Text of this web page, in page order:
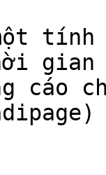
tính
gian
cáo